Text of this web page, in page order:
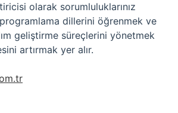
olarak sorumluluklarınız
dillerini öğrenmek ve
geliştirme süreçlerini yönetmek
artırmak yer alır.